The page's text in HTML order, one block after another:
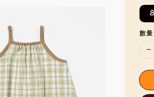
數量